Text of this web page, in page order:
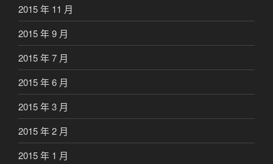
2015 年 11 月
2015 年 9 月
2015 年 7 月
2015 年 6 月
2015 年 3 月
2015 年 2 月
2015 年 1 月